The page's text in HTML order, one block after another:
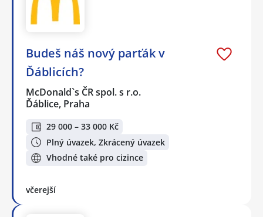
Budeš náš nový parťák v
Ďáblicích?
McDonald`s ČR spol. s r.o.
Ďáblice, Praha
29 000 – 33 000 Kč
Plný úvazek, Zkrácený úvazek
Vhodné také pro cizince
včerejší